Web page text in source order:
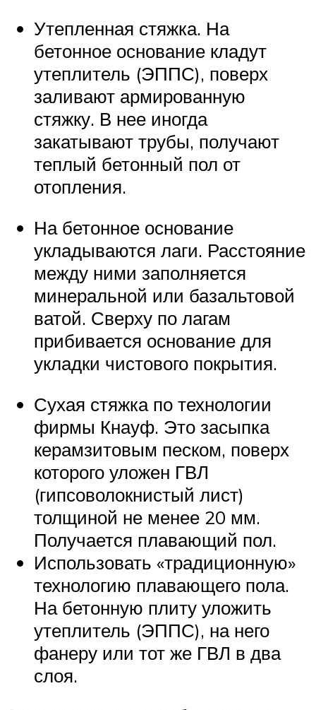
Утепленная стяжка. На
бетонное основание кладут
утеплитель (ЭППС), поверх
заливают армированную
стяжку. В нее иногда
закатывают трубы, получают
теплый бетонный пол от
отопления.
На бетонное основание
укладываются лаги. Расстояние
между ними заполняется
минеральной или базальтовой
ватой. Сверху по лагам
прибивается основание для
укладки чистового покрытия.
Сухая стяжка по технологии
фирмы Кнауф. Это засыпка
керамзитовым песком, поверх
которого уложен ГВЛ
(гипсоволокнистый лист)
толщиной не менее 20 мм.
Получается плавающий пол.
Использовать «традиционную»
технологию плавающего пола.
На бетонную плиту уложить
утеплитель (ЭППС), на него
фанеру или тот же ГВЛ в два
слоя.